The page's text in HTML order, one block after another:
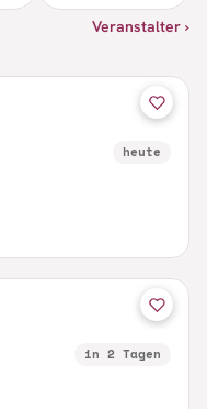
Veranstalter ›
heute
in 2 Tagen